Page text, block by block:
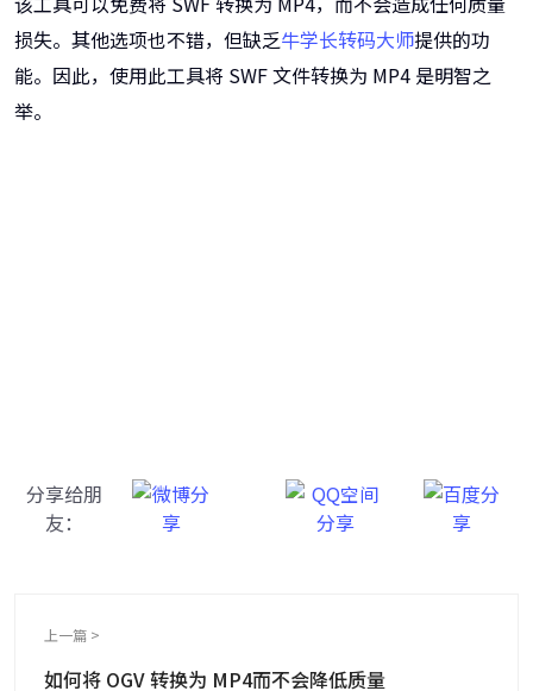
损失。其他选项也不错，但缺乏牛学长转码大师提供的功
能。因此，使用此工具将 SWF 文件转换为 MP4 是明智之
举。
分享给朋
友：
上一篇 >
如何将 OGV 转换为 MP4而不会降低质量